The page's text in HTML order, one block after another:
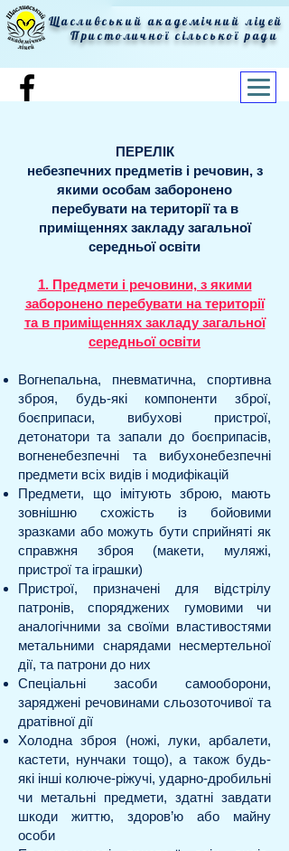
Щасливський академічний ліцей
Пристоличної сільської ради
ПЕРЕЛІК
небезпечних предметів і речовин, з
якими особам заборонено
перебувати на території та в
приміщеннях закладу загальної
середньої освіти
1. Предмети і речовини, з якими
заборонено перебувати на території
та в приміщеннях закладу загальної
середньої освіти
Вогнепальна, пневматична, спортивна
зброя, будь-які компоненти зброї,
боєприпаси, вибухові пристрої,
детонатори та запали до боєприпасів,
вогненебезпечні та вибухонебезпечні
предмети всіх видів і модифікацій
Предмети, що імітують зброю, мають
зовнішню схожість із бойовими
зразками або можуть бути сприйняті як
справжня зброя (макети, муляжі,
пристрої та іграшки)
Пристрої, призначені для відстрілу
патронів, споряджених гумовими чи
аналогічними за своїми властивостями
метальними снарядами несмертельної
дії, та патрони до них
Спеціальні засоби самооборони,
заряджені речовинами сльозоточивої та
дратівної дії
Холодна зброя (ножі, луки, арбалети,
кастети, нунчаки тощо), а також будь-
які інші колюче-ріжучі, ударно-дробильні
чи метальні предмети, здатні завдати
шкоди життю, здоров’ю або майну
особи